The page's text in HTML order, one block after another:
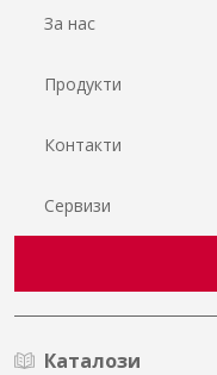
За нас
Продукти
Контакти
Сервизи
Каталози